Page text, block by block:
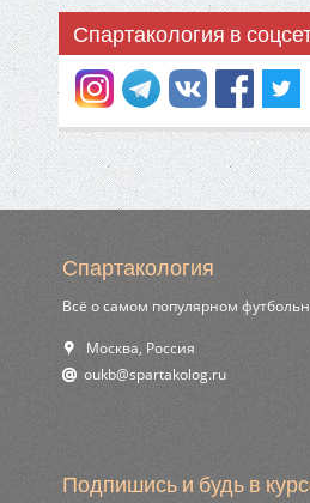
Спартакология в
Спартакология
Всё о самом популярном
Москва, Россия
ur.golokatraps@bkuo
Подпишись и будь в